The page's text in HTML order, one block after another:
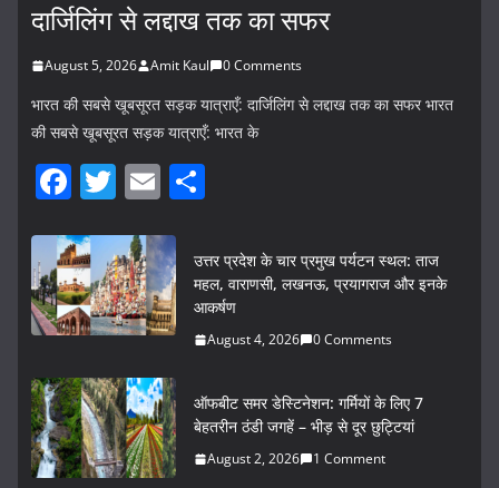
दार्जिलिंग से लद्दाख तक का सफर
August 5, 2026 Amit Kaul 0 Comments
भारत की सबसे खूबसूरत सड़क यात्राएँ: दार्जिलिंग से लद्दाख तक का सफर भारत
की सबसे खूबसूरत सड़क यात्राएँ: भारत के
F
c
e
b
o
k
T
itt
er
E
ai
l
ar
e
उत्तर प्रदेश के चार प्रमुख पर्यटन स्थल: ताज
महल, वाराणसी, लखनऊ, प्रयागराज और इनके
आकर्षण
August 4, 2026 0 Comments
ऑफबीट समर डेस्टिनेशन: गर्मियों के लिए 7
बेहतरीन ठंडी जगहें – भीड़ से दूर छुट्टियां
August 2, 2026 1 Comment